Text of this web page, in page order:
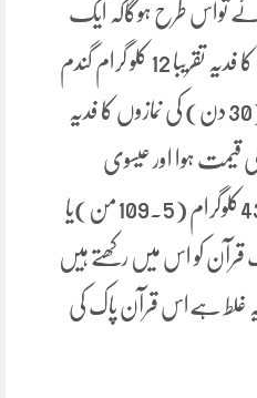
تواس طرح ہوگاکہ ایک
دن کی چھ نمازوں(بشمول وتر) کا فدیہ تقریبا 12 کلو گرام گندم
یا اس کی قیمت ہو گا ایک ماہ(30 دن) کی نمازوں کا فدیہ
اس کی قیمت ہوا اور عیسوی
سال(365دن) کا فدیہ 4380کلوگرام (109.5من)یا
کو اس میں رکھتے ہیں
غلط ہےاس قرآن پاک کی